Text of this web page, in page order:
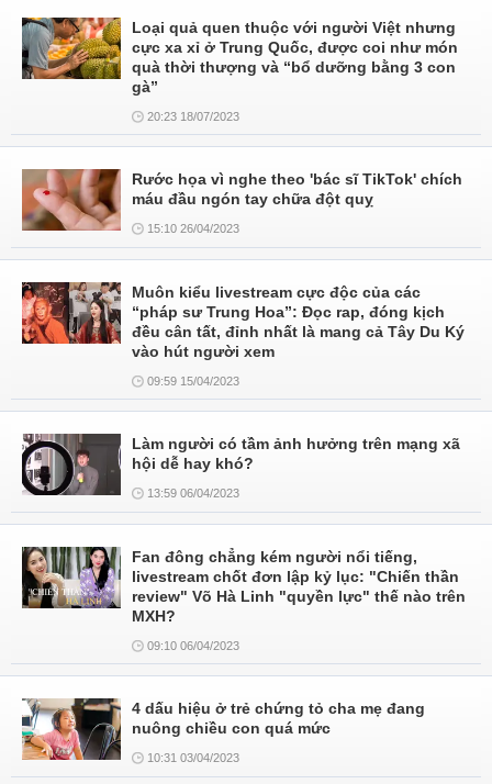
Loại quả quen thuộc với người Việt nhưng
cực xa xỉ ở Trung Quốc, được coi như món
quà thời thượng và “bổ dưỡng bằng 3 con
gà”
20:23 18/07/2023
Rước họa vì nghe theo 'bác sĩ TikTok' chích
máu đầu ngón tay chữa đột quỵ
15:10 26/04/2023
Muôn kiểu livestream cực độc của các
“pháp sư Trung Hoa”: Đọc rap, đóng kịch
đều cân tất, đỉnh nhất là mang cả Tây Du Ký
vào hút người xem
09:59 15/04/2023
Làm người có tầm ảnh hưởng trên mạng xã
hội dễ hay khó?
13:59 06/04/2023
Fan đông chẳng kém người nổi tiếng,
livestream chốt đơn lập kỷ lục: "Chiến thần
review" Võ Hà Linh "quyền lực" thế nào trên
MXH?
09:10 06/04/2023
4 dấu hiệu ở trẻ chứng tỏ cha mẹ đang
nuông chiều con quá mức
10:31 03/04/2023